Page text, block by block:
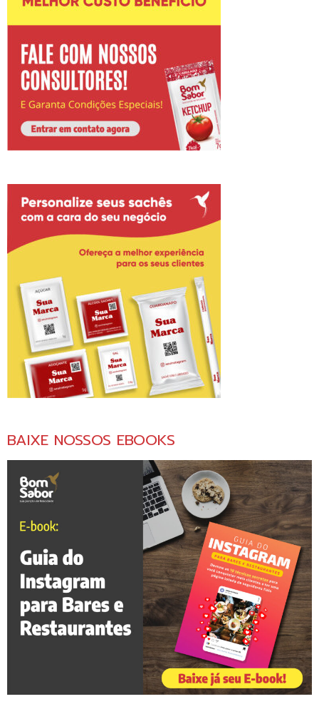
BAIXE NOSSOS EBOOKS